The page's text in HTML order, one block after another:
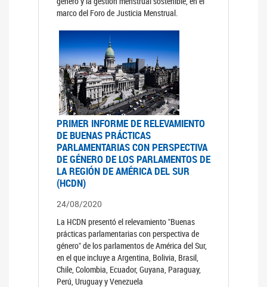
marco del Foro de Justicia Menstrual.
PRIMER INFORME DE RELEVAMIENTO
DE BUENAS PRÁCTICAS
PARLAMENTARIAS CON PERSPECTIVA
DE GÉNERO DE LOS PARLAMENTOS DE
LA REGIÓN DE AMÉRICA DEL SUR
(HCDN)
24/08/2020
La HCDN presentó el relevamiento "Buenas
prácticas parlamentarias con perspectiva de
género" de los parlamentos de América del Sur,
en el que incluye a Argentina, Bolivia, Brasil,
Chile, Colombia, Ecuador, Guyana, Paraguay,
Perú, Uruguay y Venezuela